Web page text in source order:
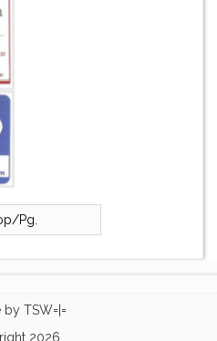
Pg.
by TSW=|=
2026